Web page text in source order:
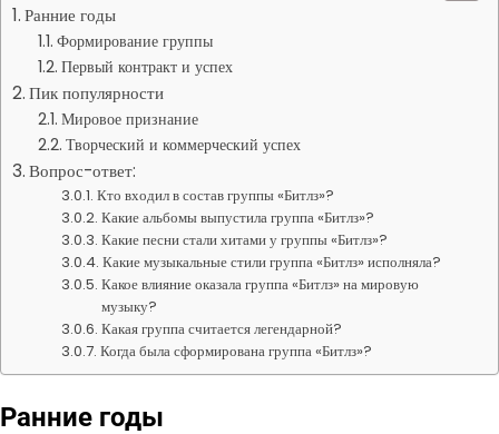
Ранние годы
Формирование группы
Первый контракт и успех
Пик популярности
Мировое признание
Творческий и коммерческий успех
Вопрос-ответ:
Кто входил в состав группы «Битлз»?
Какие альбомы выпустила группа «Битлз»?
Какие песни стали хитами у группы «Битлз»?
Какие музыкальные стили группа «Битлз» исполняла?
Какое влияние оказала группа «Битлз» на мировую
музыку?
Какая группа считается легендарной?
Когда была сформирована группа «Битлз»?
Ранние годы